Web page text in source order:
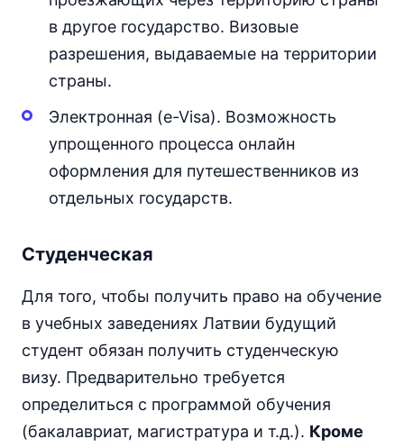
в другое государство. Визовые
разрешения, выдаваемые на территории
страны.
Электронная (e-Visa). Возможность
упрощенного процесса онлайн
оформления для путешественников из
отдельных государств.
Студенческая
Для того, чтобы получить право на обучение
в учебных заведениях Латвии будущий
студент обязан получить студенческую
визу. Предварительно требуется
определиться с программой обучения
(бакалавриат, магистратура и т.д.). Кроме